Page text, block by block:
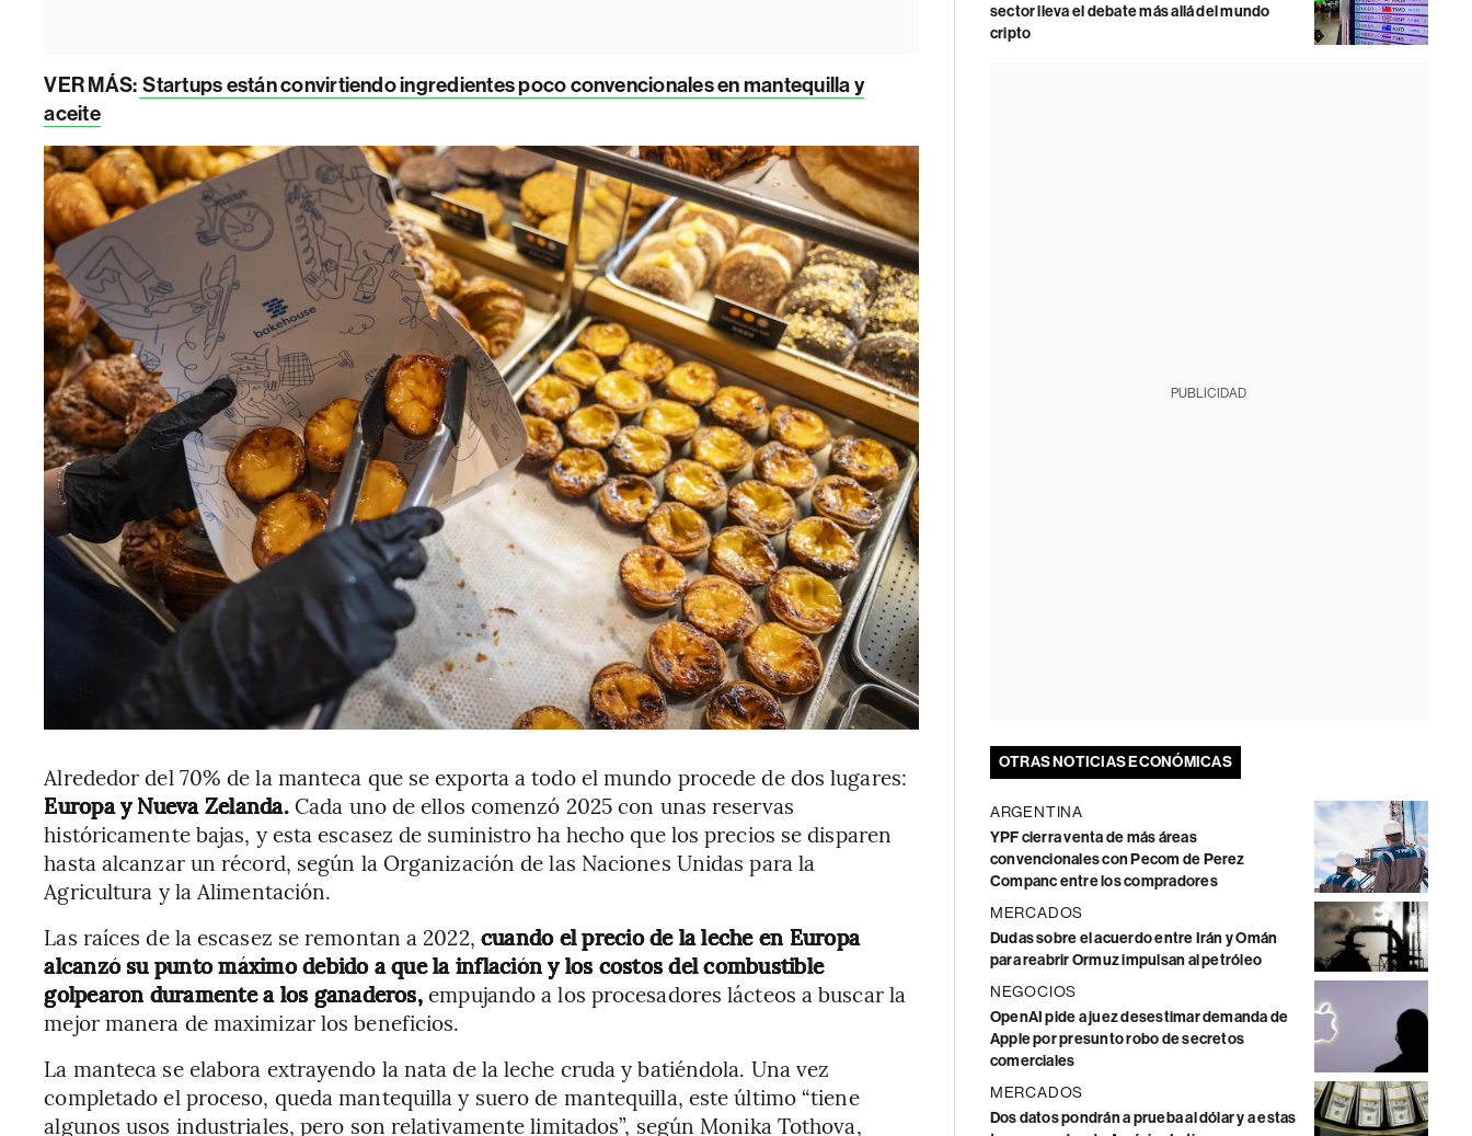
VER MÁS: Startups están convirtiendo ingredientes poco convencionales en mantequilla y
aceite
Alrededor del 70% de la manteca que se exporta a todo el mundo procede de dos lugares:
Europa y Nueva Zelanda. Cada uno de ellos comenzó 2025 con unas reservas
históricamente bajas, y esta escasez de suministro ha hecho que los precios se disparen
hasta alcanzar un récord, según la Organización de las Naciones Unidas para la
Agricultura y la Alimentación.
Las raíces de la escasez se remontan a 2022, cuando el precio de la leche en Europa
alcanzó su punto máximo debido a que la inflación y los costos del combustible
golpearon duramente a los ganaderos,empujando a los procesadores lácteos a buscar la
mejor manera de maximizar los beneficios.
La manteca se elabora extrayendo la nata de la leche cruda y batiéndola. Una vez
completado el proceso, queda mantequilla y suero de mantequilla, este último “tiene
algunos usos industriales, pero son relativamente limitados”, según Monika Tothova,
sector lleva el debate más allá del mundo
cripto
PUBLICIDAD
OTRAS NOTICIAS ECONÓMICAS
ARGENTINA
YPF cierra venta de más áreas
convencionales con Pecom de Perez
Companc entre los compradores
MERCADOS
Dudas sobre el acuerdo entre Irán y Omán
para reabrir Ormuz impulsan al petróleo
NEGOCIOS
OpenAI pide a juez desestimar demanda de
Apple por presunto robo de secretos
comerciales
MERCADOS
Dos datos pondrán a prueba al dólar y a estas